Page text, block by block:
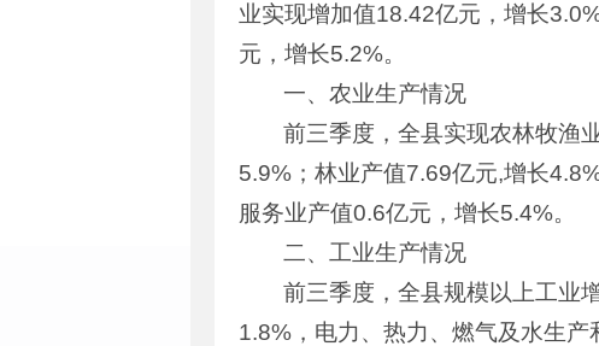
业实现增加值18.42亿元，增长
元，增长5.2%。
一、农业生产情况
前三季度，全县实现农林牧渔
5.9%；林业产值7.69亿元,增长
服务业产值0.6亿元，增长5.4%。
二、工业生产情况
前三季度，全县规模以上工业
1.8%，电力、热力、燃气及水生